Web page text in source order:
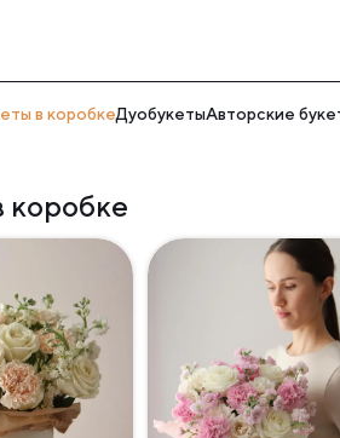
в коробкеДуобукетыАвторские
коробке